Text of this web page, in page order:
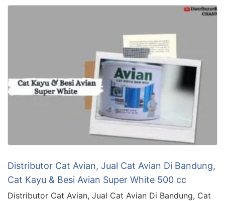
Distributor Cat Avian, Jual Cat Avian Di Bandung,
Cat Kayu & Besi Avian Super White 500 cc
Distributor Cat Avian, Jual Cat Avian Di Bandung, Cat